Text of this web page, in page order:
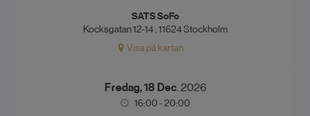
SATS SoFo
Kocksgatan 12-14 , 11624 Stockholm
Visa på kartan
Fredag, 18 Dec. 2026
16:00 - 20:00